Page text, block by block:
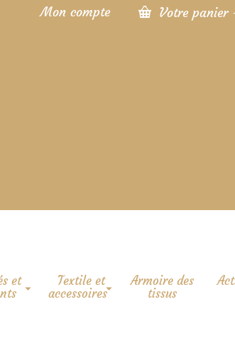
Mon compte Votre panier
et
Textile et
accessoires
Armoire des
tissus